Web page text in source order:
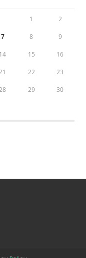
1 2
7 8 9
14 15 16
22 23
29 30